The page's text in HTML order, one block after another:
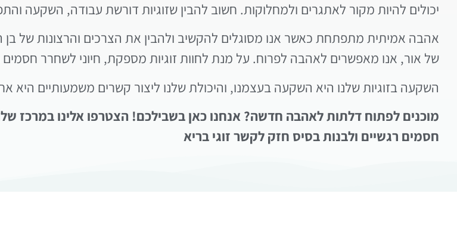
יכולים להיות מקור לאתגרים ולמחלוקות. חשוב להבין שזוגיות דורשת עבודה, השקעה
אהבה אמיתית מתפתחת כאשר אנו מסוגלים להקשיב ולהבין את הצרכים והרצונות של בן
של אור, אנו מאפשרים לאהבה לפרוח. על מנת לחוות זוגיות מספקת, חיוני לשחרר
השקעה בזוגיות שלנו היא השקעה בעצמנו, והיכולת שלנו ליצור קשרים משמעותיים היא
מוכנים לפתוח דלתות לאהבה חדשה? אנחנו כאן בשבילכם! הצטרפו אלינו במרכז
חסמים רגשיים ולבנות בסיס חזק לקשר זוגי בריא